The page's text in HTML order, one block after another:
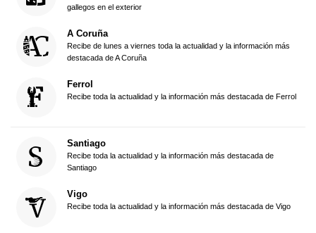
gallegos en el exterior
A Coruña
Recibe de lunes a viernes toda la actualidad y la información más
destacada de A Coruña
Ferrol
Recibe toda la actualidad y la información más destacada de Ferrol
Santiago
Recibe toda la actualidad y la información más destacada de
Santiago
Vigo
Recibe toda la actualidad y la información más destacada de Vigo